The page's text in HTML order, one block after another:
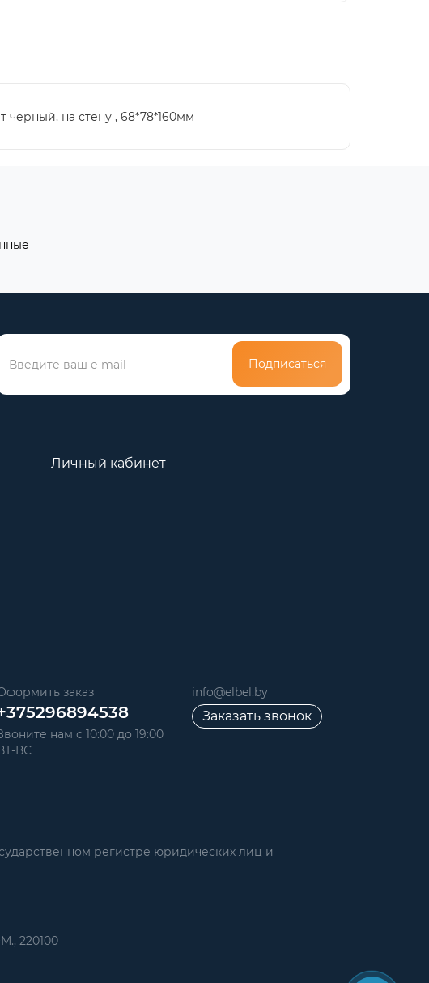
черный, на стену , 68*78*160мм
Подписаться
Личный кабинет
заказ
нам с 10:00 до 19:00
ВС
info@elbel.by
Заказать звонок
регистре юридических лиц и
220100